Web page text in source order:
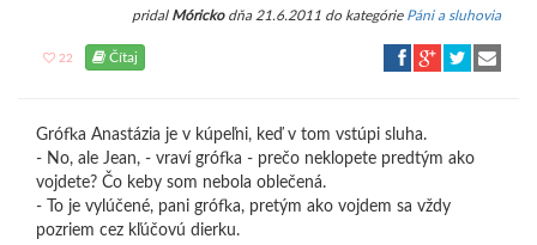
pridal Mórickodňa 21.6.2011 do kategórie Páni a sluhovia
22 Čítaj
Grófka Anastázia je v kúpeľni, keď v tom vstúpi sluha.
- No, ale Jean, - vraví grófka - prečo neklopete predtým ako
vojdete? Čo keby som nebola oblečená.
- To je vylúčené, pani grófka, pretým ako vojdem sa vždy
pozriem cez kľúčovú dierku.